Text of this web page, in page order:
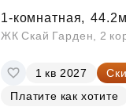
1-комнатная,
ЖК Скай Гарден, 2
1 кв 2027
Платите как хотите